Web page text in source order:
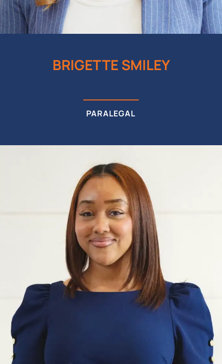
BRIGETTE SMILEY
PARALEGAL
Brigette Smiley, originaria de Newnan, Georgia,
forma parte del bufete desde 2014.